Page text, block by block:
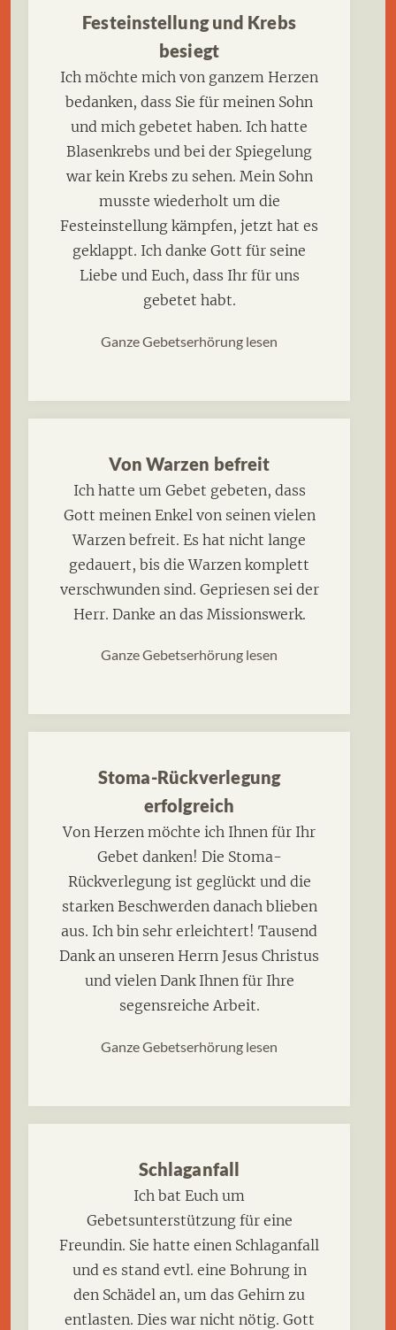
Festeinstellung und Krebs
besiegt
Ich möchte mich von ganzem Herzen
bedanken, dass Sie für meinen Sohn
und mich gebetet haben. Ich hatte
Blasenkrebs und bei der Spiegelung
war kein Krebs zu sehen. Mein Sohn
musste wiederholt um die
Festeinstellung kämpfen, jetzt hat es
geklappt. Ich danke Gott für seine
Liebe und Euch, dass Ihr für uns
gebetet habt.
Ganze Gebetserhörung lesen
Von Warzen befreit
Ich hatte um Gebet gebeten, dass
Gott meinen Enkel von seinen vielen
Warzen befreit. Es hat nicht lange
gedauert, bis die Warzen komplett
verschwunden sind. Gepriesen sei der
Herr. Danke an das Missionswerk.
Ganze Gebetserhörung lesen
Stoma-Rückverlegung
erfolgreich
Von Herzen möchte ich Ihnen für Ihr
Gebet danken! Die Stoma-
Rückverlegung ist geglückt und die
starken Beschwerden danach blieben
aus. Ich bin sehr erleichtert! Tausend
Dank an unseren Herrn Jesus Christus
und vielen Dank Ihnen für Ihre
segensreiche Arbeit.
Ganze Gebetserhörung lesen
Schlaganfall
Ich bat Euch um
Gebetsunterstützung für eine
Freundin. Sie hatte einen Schlaganfall
und es stand evtl. eine Bohrung in
den Schädel an, um das Gehirn zu
entlasten. Dies war nicht nötig. Gott